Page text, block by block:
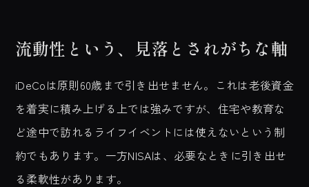
流動性という、見落とされがちな軸
iDeCoは原則60歳まで引き出せません。これは老後資金
を着実に積み上げる上では強みですが、住宅や教育な
ど途中で訪れるライフイベントには使えないという制
約でもあります。一方NISAは、必要なときに引き出せ
る柔軟性があります。